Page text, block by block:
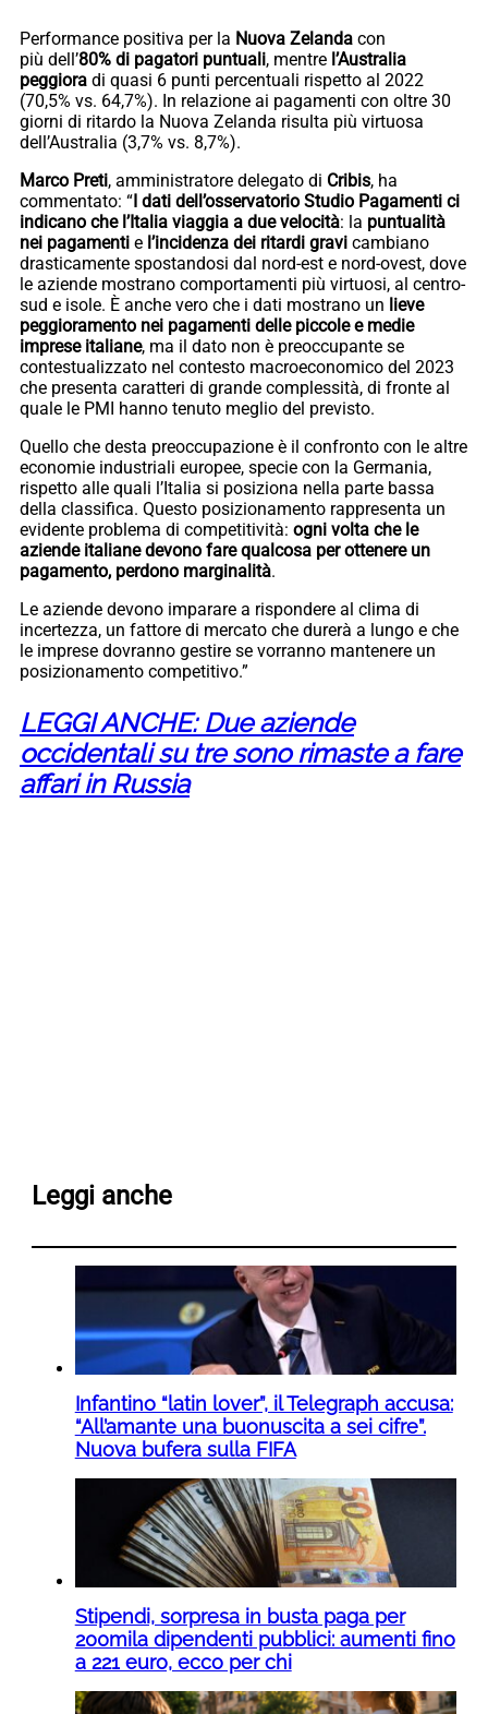
Performance positiva per la Nuova Zelanda con
più dell’80% di pagatori puntuali, mentre l’Australia
peggiora di quasi 6 punti percentuali rispetto al 2022
(70,5% vs. 64,7%). In relazione ai pagamenti con oltre 30
giorni di ritardo la Nuova Zelanda risulta più virtuosa
dell’Australia (3,7% vs. 8,7%).
Marco Preti, amministratore delegato di Cribis, ha
commentato: “ I dati dell’osservatorio Studio Pagamenti ci
indicano che l’Italia viaggia a due velocità: la puntualità
nei pagamenti e l’incidenza dei ritardi gravi cambiano
drasticamente spostandosi dal nord-est e nord-ovest, dove
le aziende mostrano comportamenti più virtuosi, al centro-
sud e isole. È anche vero che i dati mostrano un lieve
peggioramento nei pagamenti delle piccole e medie
imprese italiane, ma il dato non è preoccupante se
contestualizzato nel contesto macroeconomico del 2023
che presenta caratteri di grande complessità, di fronte al
quale le PMI hanno tenuto meglio del previsto.
Quello che desta preoccupazione è il confronto con le altre
economie industriali europee, specie con la Germania,
rispetto alle quali l’Italia si posiziona nella parte bassa
della classifica. Questo posizionamento rappresenta un
evidente problema di competitività: ogni volta che le
aziende italiane devono fare qualcosa per ottenere un
pagamento, perdono marginalità.
Le aziende devono imparare a rispondere al clima di
incertezza, un fattore di mercato che durerà a lungo e che
le imprese dovranno gestire se vorranno mantenere un
posizionamento competitivo.”
LEGGI ANCHE: Due aziende
occidentali su tre sono rimaste a fare
affari in Russia
Leggi anche
Infantino “latin lover”, il Telegraph accusa:
“All’amante una buonuscita a sei cifre”.
Nuova bufera sulla FIFA
Stipendi, sorpresa in busta paga per
200mila dipendenti pubblici: aumenti fino
a 221 euro, ecco per chi